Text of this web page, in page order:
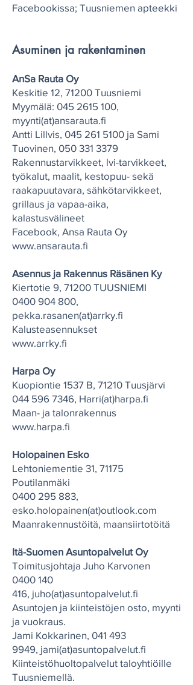
Facebookissa; Tuusniemen apteekki
Asuminen ja rakentaminen
AnSa Rauta Oy
Keskitie 12, 71200 Tuusniemi
Myymälä: 045 2615 100,
myynti(at)ansarauta.fi
Antti Lillvis, 045 261 5100 ja Sami
Tuovinen, 050 331 3379
Rakennustarvikkeet, lvi-tarvikkeet,
työkalut, maalit, kestopuu- sekä
raakapuutavara, sähkötarvikkeet,
grillaus ja vapaa-aika,
kalastusvälineet
Facebook, Ansa Rauta Oy
www.ansarauta.fi
Asennus ja Rakennus Räsänen Ky
Kiertotie 9, 71200 TUUSNIEMI
0400 904 800,
pekka.rasanen(at)arrky.fi
Kalusteasennukset
www.arrky.fi
Harpa Oy
Kuopiontie 1537 B, 71210 Tuusjärvi
044 596 7346, Harri(at)harpa.fi
Maan- ja talonrakennus
www.harpa.fi
Holopainen Esko
Lehtoniementie 31, 71175
Poutilanmäki
0400 295 883,
esko.holopainen(at)outlook.com
Maanrakennustöitä, maansiirtotöitä
Itä-Suomen Asuntopalvelut Oy
Toimitusjohtaja Juho Karvonen
0400 140
416, juho(at)asuntopalvelut.fi
Asuntojen ja kiinteistöjen osto, myynti
ja vuokraus.
Jami Kokkarinen, 041 493
9949, jami(at)asuntopalvelut.fi
Kiinteistöhuoltopalvelut taloyhtiöille
Tuusniemellä.